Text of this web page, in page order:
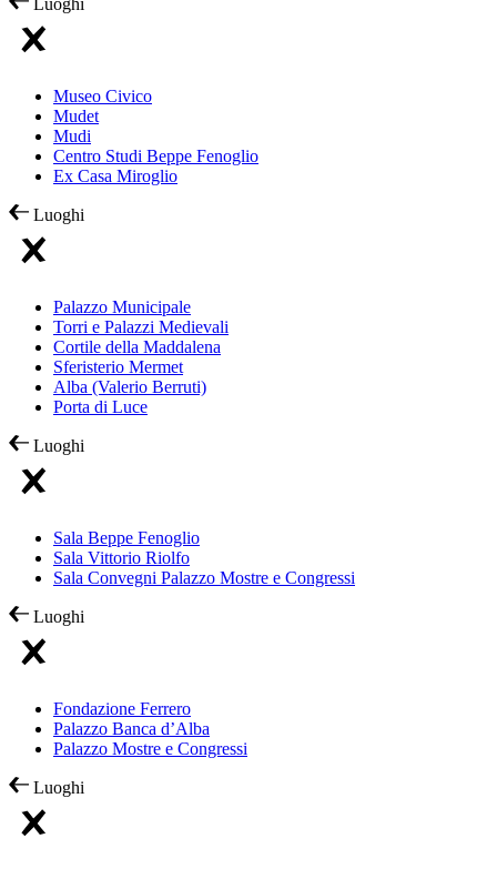
Luoghi
Museo Civico
Mudet
Mudi
Centro Studi Beppe Fenoglio
Ex Casa Miroglio
Luoghi
Palazzo Municipale
Torri e Palazzi Medievali
Cortile della Maddalena
Sferisterio Mermet
Alba (Valerio Berruti)
Porta di Luce
Luoghi
Sala Beppe Fenoglio
Sala Vittorio Riolfo
Sala Convegni Palazzo Mostre e Congressi
Luoghi
Fondazione Ferrero
Palazzo Banca d’Alba
Palazzo Mostre e Congressi
Luoghi